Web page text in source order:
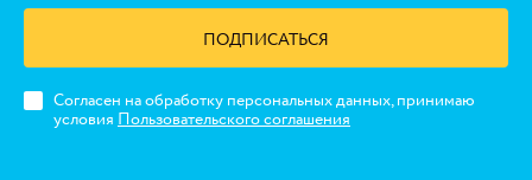
ПОДПИСАТЬСЯ
Согласен на обработку персональных данных, принимаю
условия Пользовательского соглашения